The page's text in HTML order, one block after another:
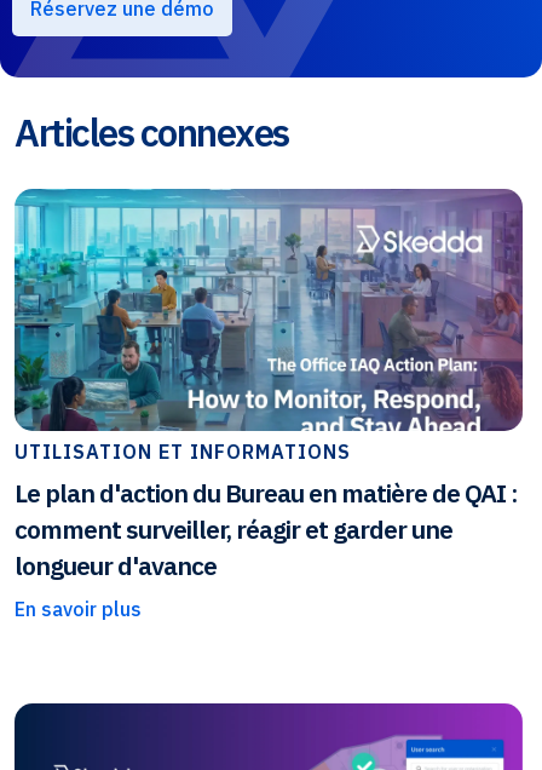
Réservez une démo
Articles connexes
UTILISATION ET INFORMATIONS
Le plan d'action du Bureau en matière de QAI :
comment surveiller, réagir et garder une
longueur d'avance
En savoir plus